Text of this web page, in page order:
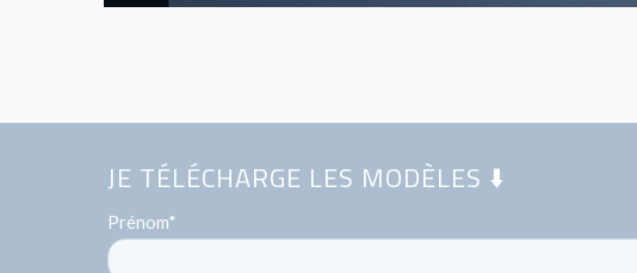
JE TÉLÉCHARGE LES MODÈLES ⬇️
Prénom*